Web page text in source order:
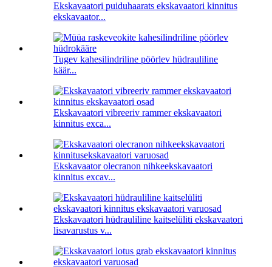
Ekskavaatori puiduhaarats ekskavaatori kinnitus
ekskavaator...
Tugev kahesilindriline pöörlev hüdrauliline
käär...
Ekskavaatori vibreeriv rammer ekskavaatori
kinnitus exca...
Ekskavaator olecranon nihkeekskavaatori
kinnitus excav...
Ekskavaatori hüdrauliline kaitselüliti ekskavaatori
lisavarustus v...